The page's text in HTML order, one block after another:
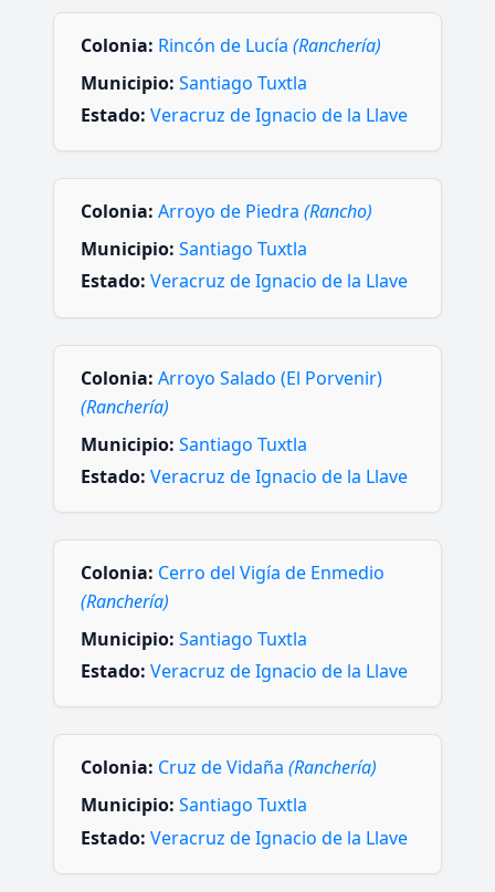
Colonia: Rincón de Lucía (Ranchería)
Municipio: Santiago Tuxtla
Estado: Veracruz de Ignacio de la Llave
Colonia: Arroyo de Piedra (Rancho)
Municipio: Santiago Tuxtla
Estado: Veracruz de Ignacio de la Llave
Colonia: Arroyo Salado (El Porvenir)
(Ranchería)
Municipio: Santiago Tuxtla
Estado: Veracruz de Ignacio de la Llave
Colonia: Cerro del Vigía de Enmedio
(Ranchería)
Municipio: Santiago Tuxtla
Estado: Veracruz de Ignacio de la Llave
Colonia: Cruz de Vidaña (Ranchería)
Municipio: Santiago Tuxtla
Estado: Veracruz de Ignacio de la Llave